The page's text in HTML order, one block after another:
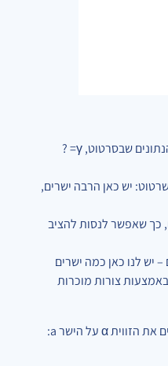
γ= ?
יש כאן הרבה ישרים,
לנסות להציב
לנו כאן כמה ישרים
צורות מוכרות